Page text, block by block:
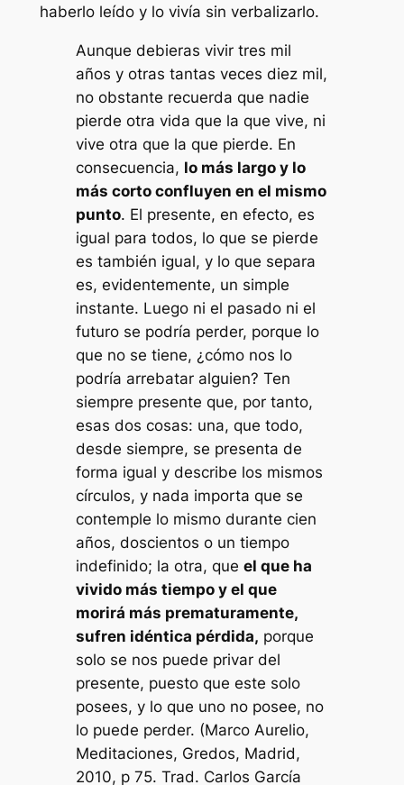
haberlo leído y lo vivía sin verbalizarlo.
Aunque debieras vivir tres mil
años y otras tantas veces diez mil,
no obstante recuerda que nadie
pierde otra vida que la que vive, ni
vive otra que la que pierde. En
consecuencia, lo más largo y lo
más corto confluyen en el mismo
punto. El presente, en efecto, es
igual para todos, lo que se pierde
es también igual, y lo que separa
es, evidentemente, un simple
instante. Luego ni el pasado ni el
futuro se podría perder, porque lo
que no se tiene, ¿cómo nos lo
podría arrebatar alguien? Ten
siempre presente que, por tanto,
esas dos cosas: una, que todo,
desde siempre, se presenta de
forma igual y describe los mismos
círculos, y nada importa que se
contemple lo mismo durante cien
años, doscientos o un tiempo
indefinido; la otra, que el que ha
vivido más tiempo y el que
morirá más prematuramente,
sufren idéntica pérdida, porque
solo se nos puede privar del
presente, puesto que este solo
posees, y lo que uno no posee, no
lo puede perder. (Marco Aurelio,
Meditaciones, Gredos, Madrid,
2010, p 75. Trad. Carlos García